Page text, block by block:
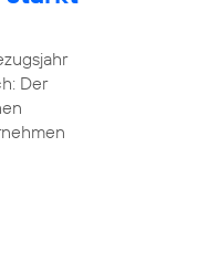
Der